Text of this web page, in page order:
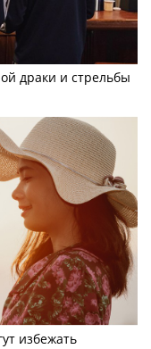
драки и стрельбы
избежать